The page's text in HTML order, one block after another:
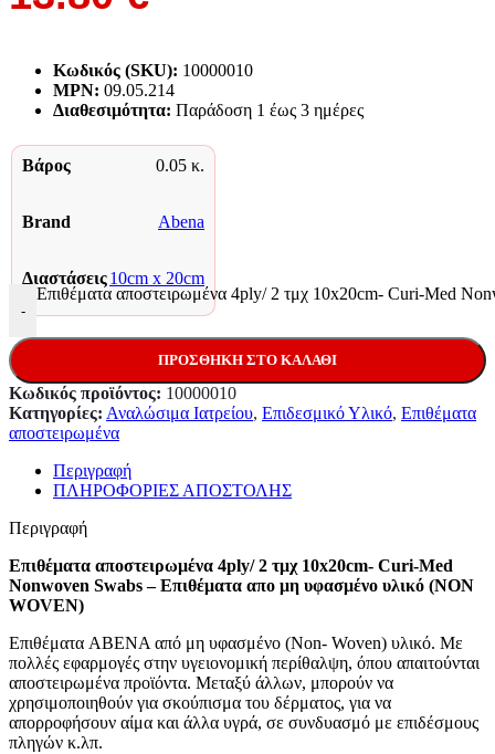
Κωδικός (SKU): 10000010
MPN: 09.05.214
Διαθεσιμότητα: Παράδoση 1 έως 3 ημέρες
Βάρος 0.05 κ.
Brand Abena
Διαστάσεις10cm x 20cm
-
Επιθέματα αποστειρωμένα 4ply/ 2 τμχ 10x20cm- Curi-Med
ΠΡΟΣΘΉΚΗ ΣΤΟ ΚΑΛΆΘΙ
Κωδικός προϊόντος: 10000010
Κατηγορίες: Αναλώσιμα Ιατρείου, Επιδεσμικό Υλικό, Επιθέματα
αποστειρωμένα
Περιγραφή
ΠΛΗΡΟΦΟΡΙΕΣ ΑΠΟΣΤΟΛΗΣ
Περιγραφή
Επιθέματα αποστειρωμένα 4ply/ 2 τμχ 10x20cm- Curi-Med
Nonwoven Swabs – Επιθέματα απο μη υφασμένο υλικό (NON
WOVEN)
Επιθέματα ABENA από μη υφασμένο (Non- Woven) υλικό. Με
πολλές εφαρμογές στην υγειονομική περίθαλψη, όπου απαιτούνται
αποστειρωμένα προϊόντα. Μεταξύ άλλων, μπορούν να
χρησιμοποιηθούν για σκούπισμα του δέρματος, για να
απορροφήσουν αίμα και άλλα υγρά, σε συνδυασμό με επιδέσμους
πληγών κ.λπ.